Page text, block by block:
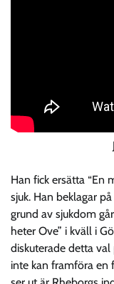
Han fick ersätta “En
sjuk. Han beklagar
grund av sjukdom
heter Ove” i kväll i
diskuterade detta val
inte kan framföra en